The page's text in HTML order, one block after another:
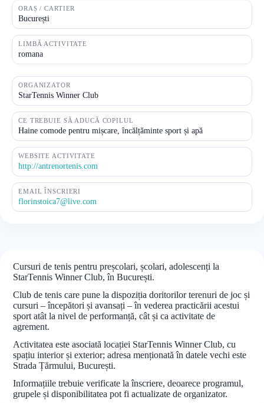
ORAȘ / CARTIER
București
LIMBĂ ACTIVITATE
romana
ORGANIZATOR
StarTennis Winner Club
CE TREBUIE SĂ ADUCĂ COPILUL
Haine comode pentru mișcare, încălțăminte sport și apă
WEBSITE ACTIVITATE
http://antrenortenis.com
EMAIL ÎNSCRIERI
florinstoica7@live.com
Cursuri de tenis pentru preșcolari, școlari, adolescenți la
StarTennis Winner Club, în București.
Club de tenis care pune la dispoziția doritorilor terenuri de joc și
cursuri – începători și avansați – în vederea practicării acestui
sport atât la nivel de performanță, cât și ca activitate de
agrement.
Activitatea este asociată locației StarTennis Winner Club, cu
spațiu interior și exterior; adresa menționată în datele vechi este
Strada Țărmului, București.
Informațiile trebuie verificate la înscriere, deoarece programul,
grupele și disponibilitatea pot fi actualizate de organizator.